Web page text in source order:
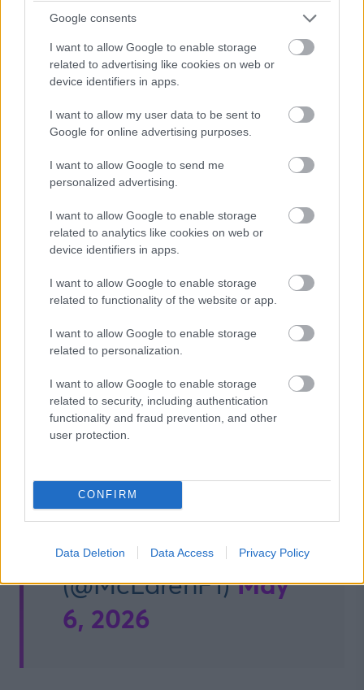
Google consents
I want to allow Google to enable storage
related to advertising like cookies on web or
device identifiers in apps.
I want to allow my user data to be sent to
Google for online advertising purposes.
I want to allow Google to send me
personalized advertising.
I want to allow Google to enable storage
related to analytics like cookies on web or
device identifiers in apps.
I want to allow Google to enable storage
related to functionality of the website or app.
I want to allow Google to enable storage
related to personalization.
I want to allow Google to enable storage
related to security, including authentication
functionality and fraud prevention, and other
user protection.
CONFIRM
Data Deletion Data Access Privacy Policy
είναι τρομερά ταλαντούχοι, ταχύτατοι και
συνεπείς. Επιπλέον μετά από κάθε αγώνα
γίνονται ολοένα και καλύτεροι. Αυτό είναι το
ταξίδι της προόδου στη Formula 1. Την ίδια
στιγμή είναι φοβεροί άνθρωποι. Η μεταξύ τους
σχέση εφέτος, μετά το 2025 όπου ήταν
καλύτερη. Μου αρέσει να δουλεύω μαζί με τους
Λάντο και Όσκαρ και ανυπομονώ μαζί με την
ομάδα να τους ξαναδώσουμε τη δυνατότητα να
παλέψουν για το πρωτάθλημα».
A few more from
Admin's camera roll
📲#McLarenF1
pic.twitter.com/
— McLaren
Mastercard Formula
1 Team
(@McLarenF1)May
6, 2026